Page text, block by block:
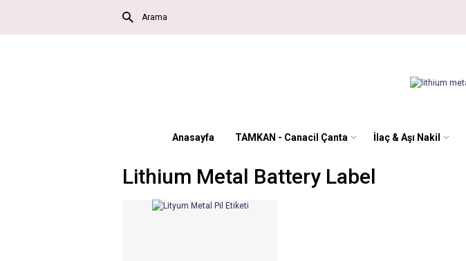
Anasayfa TAMKAN - Canacil Çanta İlaç & Aşı Nakil
Lithium Metal Battery Label